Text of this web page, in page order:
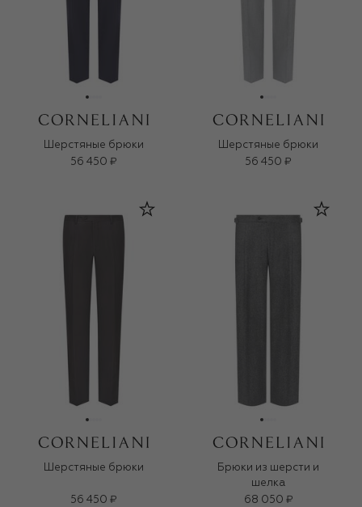
Шерстяные брюки
56 450 ₽
Шерстяные брюки
56 450 ₽
Шерстяные брюки
56 450 ₽
Брюки из шерсти и
шелка
68 050 ₽